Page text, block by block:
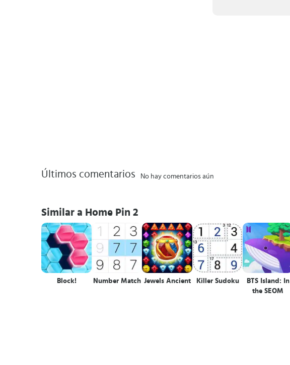
Últimos comentarios No hay comentarios aún
Similar a Home Pin 2
Block! Number Match Jewels Ancient Killer Sudoku
BTS Island: In
the SEOM